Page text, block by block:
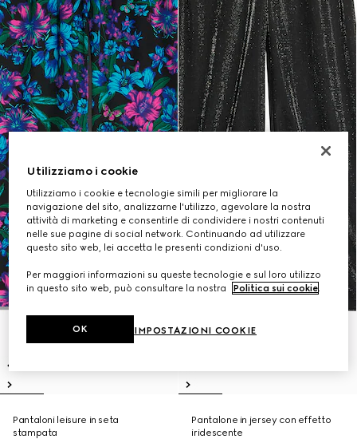
Pantaloni leisure in seta
stampata
Pantalone in jersey con effetto
iridescente
Utilizziamo i cookie
Utilizziamo i cookie e tecnologie simili per migliorare la
navigazione del sito, analizzarne l'utilizzo, agevolare la nostra
attività di marketing e consentirle di condividere i nostri contenuti
nelle sue pagine di social network. Continuando ad utilizzare
questo sito web, lei accetta le presenti condizioni d'uso.
Per maggiori informazioni su queste tecnologie e sul loro utilizzo
in questo sito web, può consultare la nostra
Politica sui cookie.
IMPOSTAZIONI COOKIE
OK